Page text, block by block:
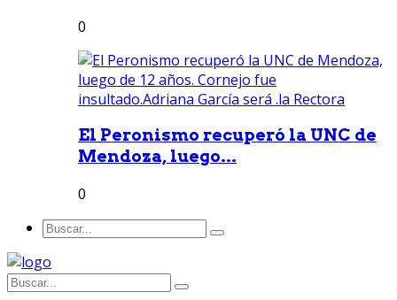
0
El Peronismo recuperó la UNC de
Mendoza, luego...
0